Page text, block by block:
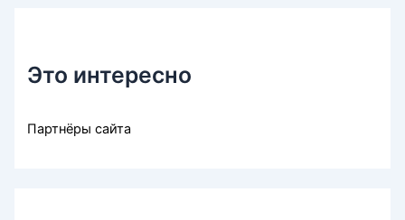
Это интересно
Партнёры сайта